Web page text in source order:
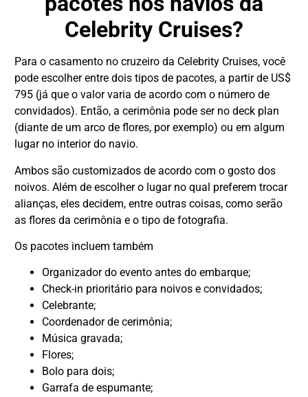
Celebrity Cruises?
Para o casamento no cruzeiro da Celebrity Cruises, você
pode escolher entre dois tipos de pacotes, a partir de US$
795 (já que o valor varia de acordo com o número de
convidados). Então, a cerimônia pode ser no deck plan
(diante de um arco de flores, por exemplo) ou em algum
lugar no interior do navio.
Ambos são customizados de acordo com o gosto dos
noivos. Além de escolher o lugar no qual preferem trocar
alianças, eles decidem, entre outras coisas, como serão
as flores da cerimônia e o tipo de fotografia.
Os pacotes incluem também
Organizador do evento antes do embarque;
Check-in prioritário para noivos e convidados;
Celebrante;
Coordenador de cerimônia;
Música gravada;
Flores;
Bolo para dois;
Garrafa de espumante;